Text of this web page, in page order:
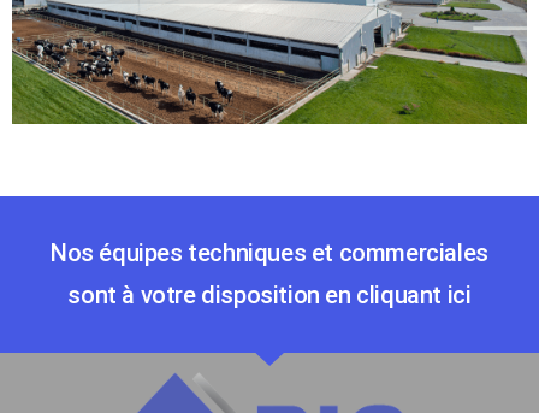
Nos équipes techniques et commerciales
sont à votre disposition en cliquant ici